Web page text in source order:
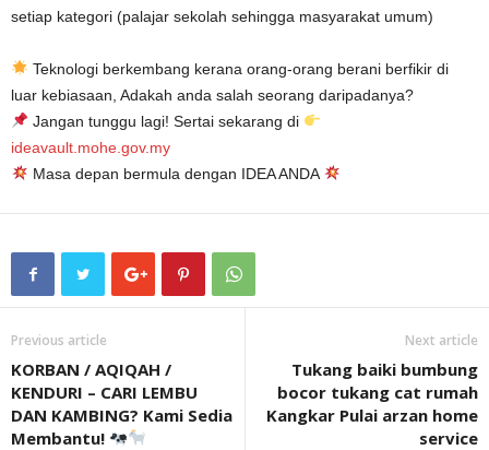
setiap kategori (palajar sekolah sehingga masyarakat umum)
Teknologi berkembang kerana orang-orang berani berfikir di
luar kebiasaan, Adakah anda salah seorang daripadanya?
Jangan tunggu lagi! Sertai sekarang di
ideavault.mohe.gov.my
Masa depan bermula dengan IDEA ANDA
Previous article
KORBAN / AQIQAH /
KENDURI – CARI LEMBU
DAN KAMBING? Kami Sedia
Membantu!
Next article
Tukang baiki bumbung
bocor tukang cat rumah
Kangkar Pulai arzan home
service